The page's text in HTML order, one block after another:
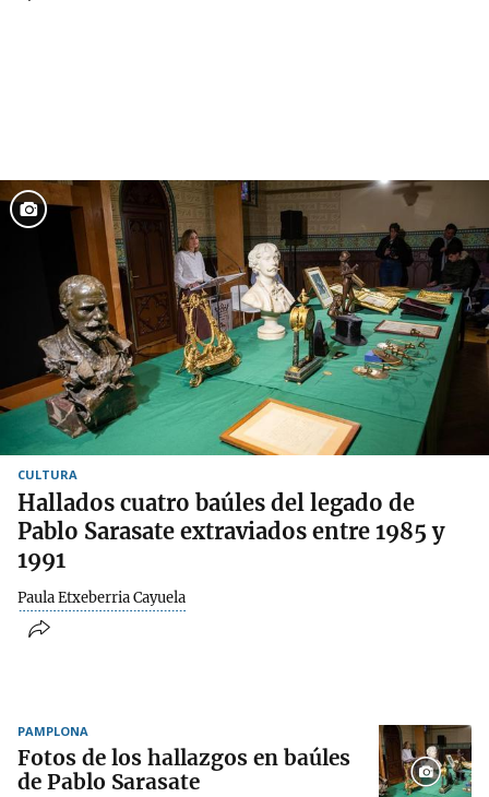
CULTURA
Hallados cuatro baúles del legado de
Pablo Sarasate extraviados entre 1985 y
1991
Paula Etxeberria Cayuela
PAMPLONA
Fotos de los hallazgos en baúles
de Pablo Sarasate